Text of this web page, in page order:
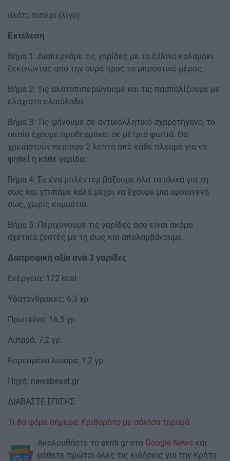
αλάτι, πιπέρι (λίγο)
Εκτέλεση
Βήμα 1: Διαπερνάμε τις γαρίδες με το ξύλινο καλαμάκι
ξεκινώντας από την ουρά προς το μπροστινό μέρος.
Βήμα 2: Τις αλατοπιπερώνουμε και τις πασπαλίζουμε με
ελάχιστο ελαιόλαδο.
Βήμα 3: Τις ψήνουμε σε αντικολλητικό σχαροτήγανο, το
οποίο έχουμε προθερμάνει σε μέτρια φωτιά. Θα
χρειαστούν περίπου 2 λεπτά από κάθε πλευρά για να
ψηθεί η κάθε γαρίδα.
Βήμα 4: Σε ένα μπλέντερ βάζουμε όλα τα υλικά για τη
σως και χτυπάμε καλά μέχρι να έχουμε μια ομοιογενή
σως, χωρίς κομμάτια.
Βήμα 5: Περιχύνουμε τις γαρίδες όσο είναι ακόμα
σχετικά ζεστές με τη σως και απολαμβάνουμε.
Διατροφική αξία ανά 3 γαρίδες
Ενέργεια: 172 kcal
Υδατάνθρακες: 6,3 γρ.
Πρωτεΐνη: 16,5 γρ.
Λιπαρά: 7,2 γρ.
Κορεσμένα λιπαρά: 1,2 γρ.
Πηγή: newsbeast.gr
ΔΙΑΒΑΣΤΕ ΕΠΙΣΗΣ:
Τι θα φάμε σήμερα; Κριθαρότο με σάλτσα ταραμά
Ακολουθήστε το ekriti.gr στο Google News και
μάθετε πρώτοι όλες τις ειδήσεις για την Κρήτη